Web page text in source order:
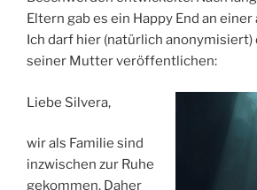
C
H
T
A
Eltern gab es ein Happy End an
Ich darf hier (natürlich anonymisiert)
seiner Mutter veröffentlichen:
Liebe Silvera,
wir als Familie sind
inzwischen zur Ruhe
gekommen. Daher